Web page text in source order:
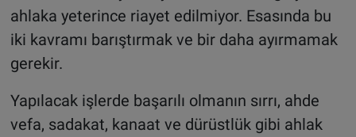
ahlaka yeterince riayet edilmiyor. Esasında bu
iki kavramı barıştırmak ve bir daha ayırmamak
gerekir.
Yapılacak işlerde başarılı olmanın sırrı, ahde
vefa, sadakat, kanaat ve dürüstlük gibi ahlak